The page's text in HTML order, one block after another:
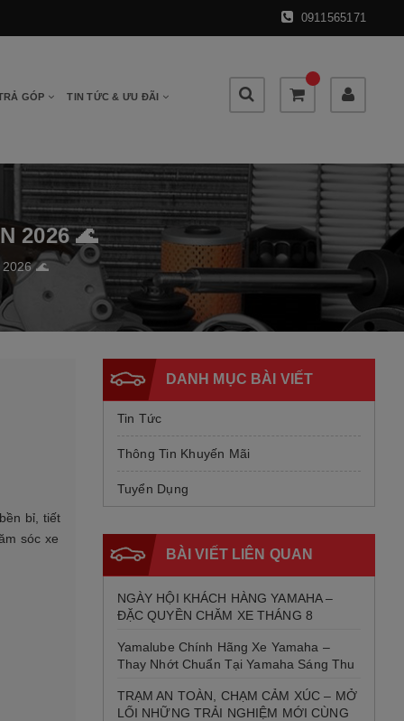
0911565171
GÓP TIN TỨC & ƯU ĐÃI
2026 🌊
2026 🌊
bỉ, tiết
sóc xe
DANH MỤC BÀI VIẾT
Tin Tức
Thông Tin Khuyến Mãi
Tuyển Dụng
BÀI VIẾT LIÊN QUAN
NGÀY HỘI KHÁCH HÀNG YAMAHA –
ĐẶC QUYỀN CHĂM XE THÁNG 8
Yamalube Chính Hãng Xe Yamaha –
Thay Nhớt Chuẩn Tại Yamaha Sáng Thu
TRẠM AN TOÀN, CHẠM CẢM XÚC – MỞ
LỐI NHỮNG TRẢI NGHIỆM MỚI CÙNG